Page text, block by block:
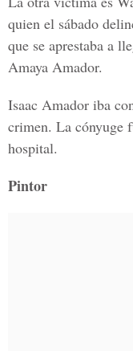
quien el sábado
que se aprestaba a
Amaya Amador.
Isaac Amador iba
crimen. La cónyuge
hospital.
Pintor